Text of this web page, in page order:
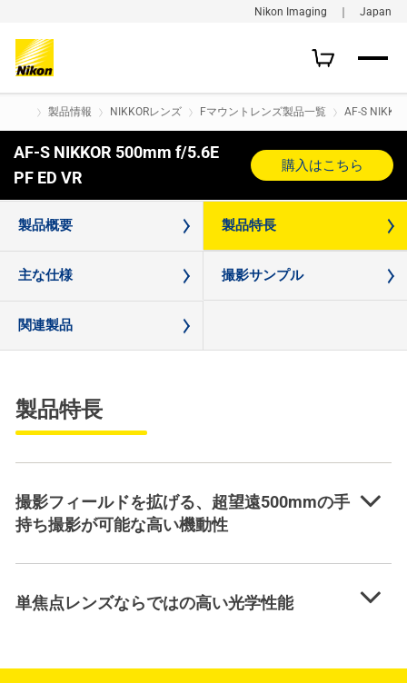
Nikon Imaging ｜ Japan
製品情報 NIKKORレンズ Fマウントレンズ製品一覧 AF-S
AF-S NIKKOR 500mm f/5.6E
PF ED VR
購入はこちら
製品概要 製品特長
主な仕様 撮影サンプル
関連製品
製品特長
撮影フィールドを拡げる、超望遠500mmの手
持ち撮影が可能な高い機動性
単焦点レンズならではの高い光学性能